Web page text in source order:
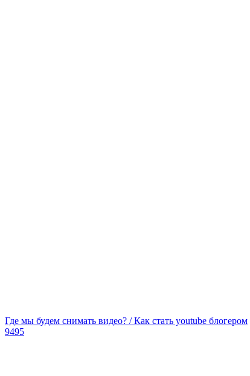
Где мы будем снимать видео? / Как стать youtube блогером
9495